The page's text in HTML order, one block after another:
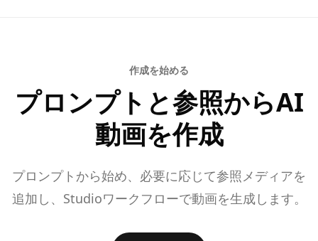
作成を始める
プロンプトと参照からAI
動画を作成
プロンプトから始め、必要に応じて参照メディアを
追加し、Studioワークフローで動画を生成します。